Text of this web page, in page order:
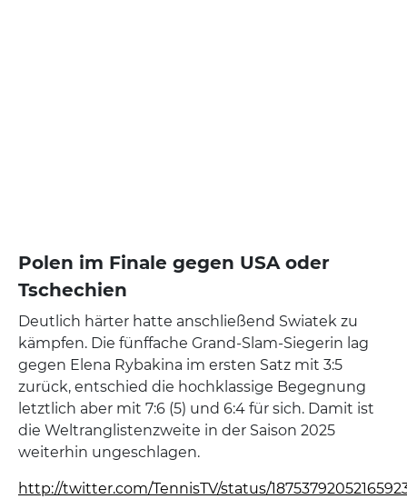
Polen im Finale gegen USA oder
Tschechien
Deutlich härter hatte anschließend Swiatek zu
kämpfen. Die fünffache Grand-Slam-Siegerin lag
gegen Elena Rybakina im ersten Satz mit 3:5
zurück, entschied die hochklassige Begegnung
letztlich aber mit 7:6 (5) und 6:4 für sich. Damit ist
die Weltranglistenzweite in der Saison 2025
weiterhin ungeschlagen.
http://twitter.com/TennisTV/status/